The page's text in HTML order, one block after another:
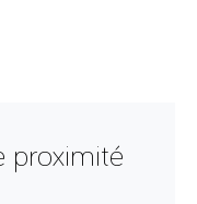
proximité